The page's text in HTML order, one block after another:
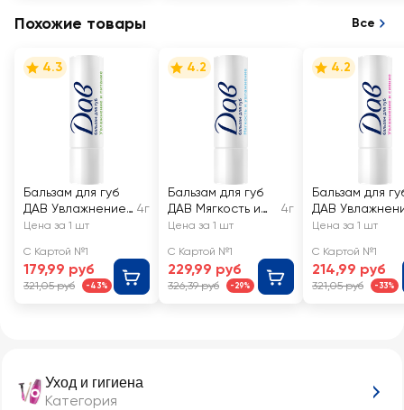
Уход и гигиена
Категория
Энергия и
Похожие товары Все
4.3
Бальзам для губ
ДАВ Увлажнение
и питание
4г
Цена за 1 шт
С Картой №1
179,99 руб
321,05 руб -43%
4.2
Бальзам для губ
ДАВ Мягкость и
увлажнение
4г
Цена за 1 шт
С Картой №1
229,99 руб
326,39 руб -29%
4.2
Бальзам для
ДАВ
и сияние
Цена за 1 шт
С Картой №1
214,99 руб
321,05 руб -33%